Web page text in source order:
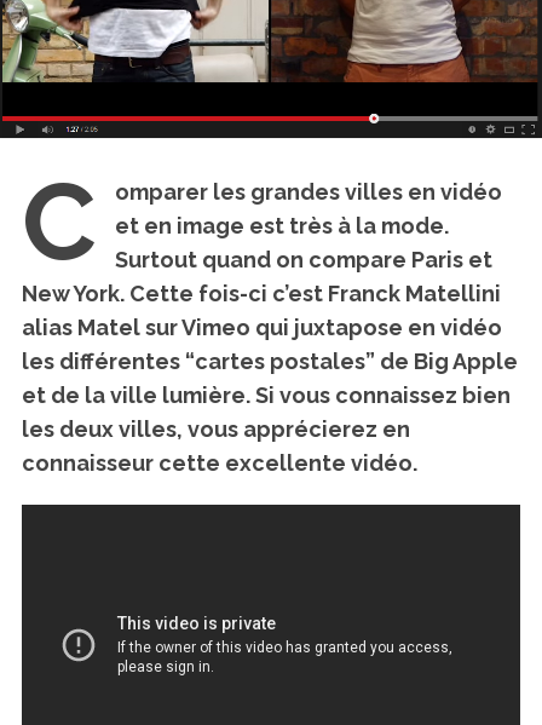
C
omparer les grandes villes en vidéo
et en image est très à la mode.
Surtout quand on compare Paris et
New York. Cette fois-ci c’est Franck Matellini
alias Matel sur Vimeo qui juxtapose en vidéo
les différentes “cartes postales” de Big Apple
et de la ville lumière. Si vous connaissez bien
les deux villes, vous apprécierez en
connaisseur cette excellente vidéo.